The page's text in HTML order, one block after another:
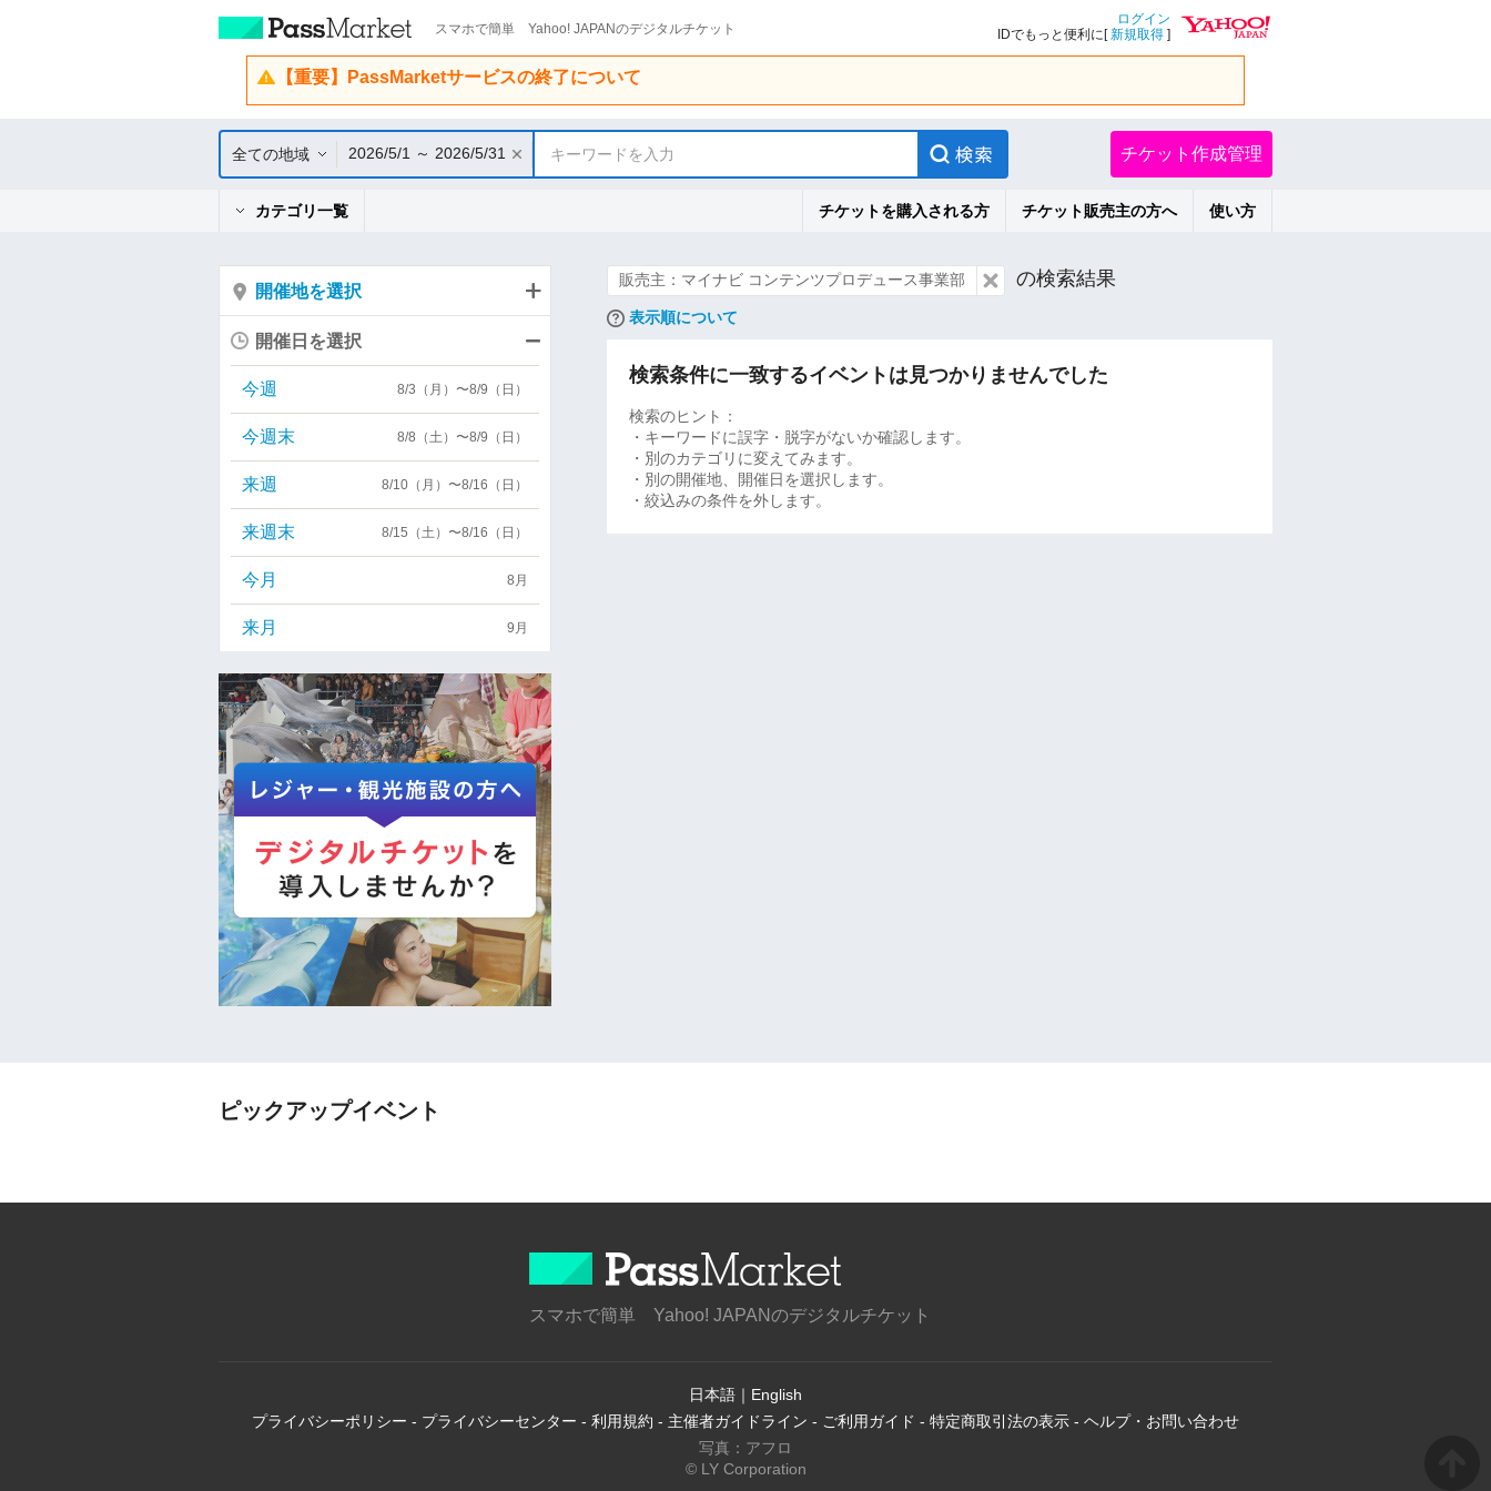
スマホで簡単 Yahoo! JAPANのデジタルチケット
ログイン
IDでもっと便利に[新規取得 ]
【重要】PassMarketサービスの終了について
全ての地域 2026/5/1 ～ 2026/5/31 キーワードを入力 チケット作成管理
カテゴリ一覧 チケットを購入される方 チケット販売主の方へ 使い方
販売主：マイナビ コンテンツプロデュース事業部 の検索結果
表示順について
検索条件に一致するイベントは見つかりませんでした
検索のヒント：
・キーワードに誤字・脱字がないか確認します。
・別のカテゴリに変えてみます。
・別の開催地、開催日を選択します。
・絞込みの条件を外します。
開催地を選択
開催日を選択
今週 8/3（月）〜8/9（日）
今週末 8/8（土）〜8/9（日）
来週 8/10（月）〜8/16（日）
来週末 8/15（土）〜8/16（日）
今月 8月
来月 9月
ピックアップイベント
スマホで簡単 Yahoo! JAPANのデジタルチケット
日本語 ｜ English
プライバシーポリシー - プライバシーセンター - 利用規約 - 主催者ガイドライン - ご利用ガイド - 特定商取引法の表示 - ヘルプ・お問い合わせ
写真：アフロ
© LY Corporation